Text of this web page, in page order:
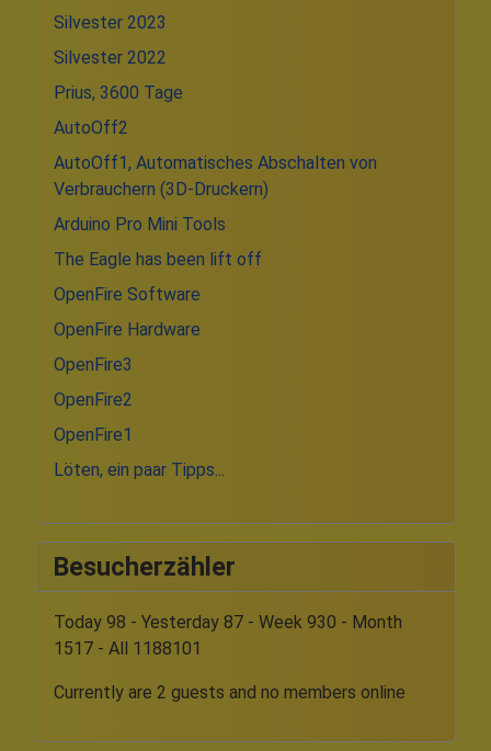
Silvester 2023
Silvester 2022
Prius, 3600 Tage
AutoOff2
AutoOff1, Automatisches Abschalten von
Verbrauchern (3D-Druckern)
Arduino Pro Mini Tools
The Eagle has been lift off
OpenFire Software
OpenFire Hardware
OpenFire3
OpenFire2
OpenFire1
Löten, ein paar Tipps...
Besucherzähler
Today 98 - Yesterday 87 - Week 930 - Month
1517 - All 1188101
Currently are 2 guests and no members online